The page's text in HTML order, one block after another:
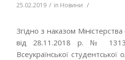
25.02.2019 / in Новини /
Згідно з наказом Міністерства
від 28.11.2018 р. №
Всеукраїнської студентської